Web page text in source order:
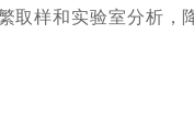
取样和实验室分析，